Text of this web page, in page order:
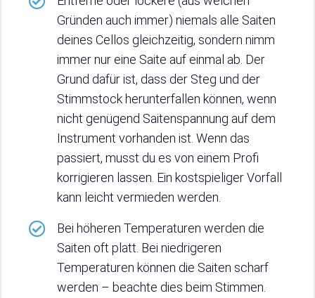
Gründen auch immer) niemals alle Saiten
deines Cellos gleichzeitig, sondern nimm
immer nur eine Saite auf einmal ab. Der
Grund dafür ist, dass der Steg und der
Stimmstock herunterfallen können, wenn
nicht genügend Saitenspannung auf dem
Instrument vorhanden ist. Wenn das
passiert, musst du es von einem Profi
korrigieren lassen. Ein kostspieliger Vorfall
kann leicht vermieden werden.
Bei höheren Temperaturen werden die
Saiten oft platt. Bei niedrigeren
Temperaturen können die Saiten scharf
werden – beachte dies beim Stimmen.